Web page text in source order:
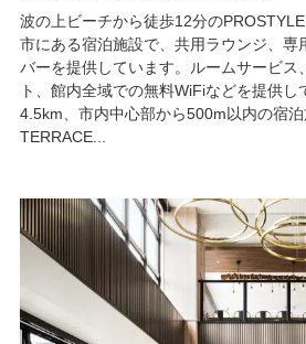
波の上ビーチから徒歩12分の
市にある宿泊施設で、共用ラウンジ、専
バーを提供しています。ルームサービス
ト、館内全域での無料WiFiなどを提供し
4.5km、市内中心部から500m以内の宿
TERRACE...